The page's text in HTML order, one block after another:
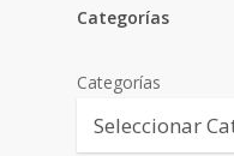
Categorías
Categorías